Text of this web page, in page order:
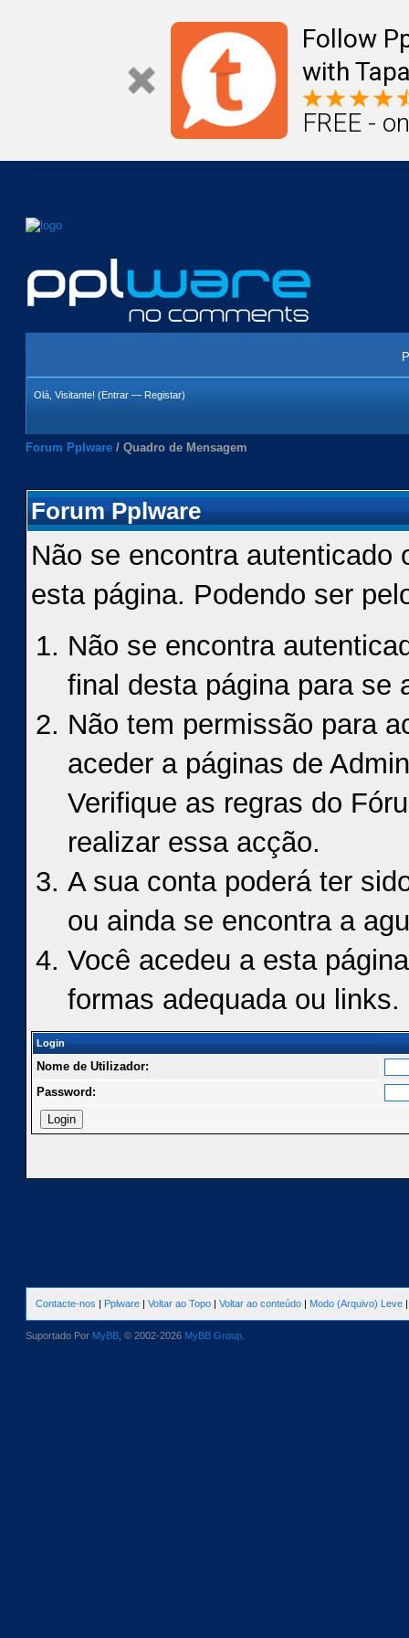
Follow
with
FREE -
Olá, Visitante! (Entrar — Registar)
Forum Pplware / Quadro de Mensagem
Forum Pplware
Não se encontra autenticado
esta página. Podendo ser
Não se encontra
final desta página para se
Não tem permissão para
aceder a páginas de
Verifique as regras do
realizar essa acção.
A sua conta poderá ter
ou ainda se encontra a
Você acedeu a esta
formas adequada ou links.
Login
Nome de Utilizador:
Password:
Contacte-nos | Pplware | Voltar ao Topo | Voltar ao conteúdo | Modo (Arquivo) Leve
Suportado Por MyBB , © 2002-2026 MyBB Group